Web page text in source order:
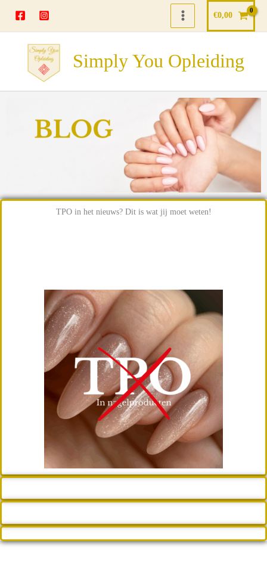
de
€0,00
Simply You Opleiding
TPO in het nieuws? Dit is wat jij moet weten!